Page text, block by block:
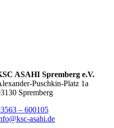
ASAHI Spremberg e.V.
Puschkin-Platz 1a
Spremberg
– 600105
asahi.de